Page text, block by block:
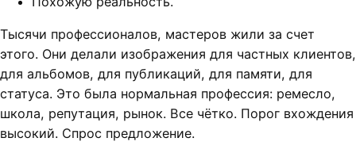
Тысячи профессионалов, мастеров жили за счет
этого. Они делали изображения для частных клиентов,
для альбомов, для публикаций, для памяти, для
статуса. Это была нормальная профессия: ремесло,
школа, репутация, рынок. Все чётко. Порог вхождения
высокий. Спрос предложение.